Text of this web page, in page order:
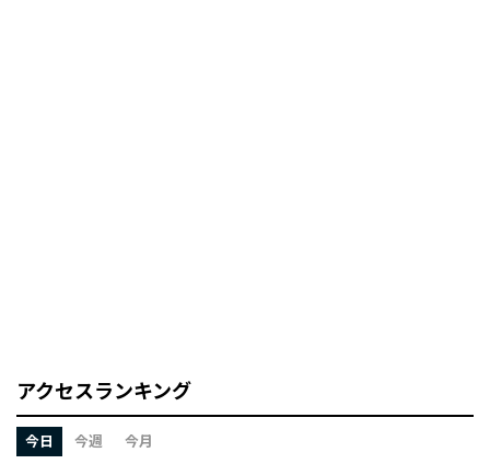
アクセスランキング
今日 今週 今月